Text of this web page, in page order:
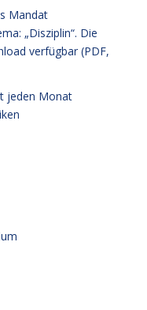
Mandat
„Disziplin“. Die
verfügbar (PDF,
jeden Monat